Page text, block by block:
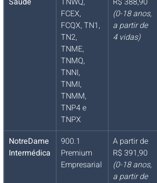
FCEX,
FCQX, TN1,
TN2,
TNME,
TNMQ,
TNNI,
TNMI,
TNMM,
TNP4 e
TNPX
(0-18 anos,
a partir de
4 vidas)
NotreDame
Intermédica
900.1
Premium
Empresarial
A partir de
R$ 391,90
(0-18 anos,
a partir de